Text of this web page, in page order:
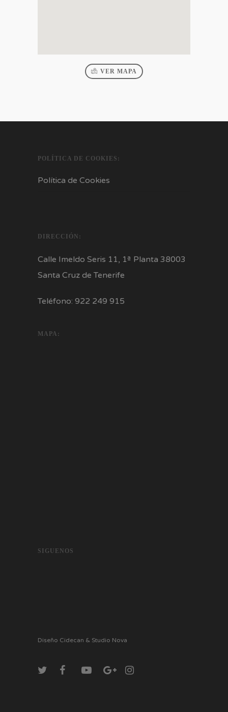
VER MAPA
POLÍTICA DE COOKIES:
Política de Cookies
DIRECCIÓN:
Calle Imeldo Seris 11, 1ª Planta 38003
Santa Cruz de Tenerife
Teléfono: 922 249 915
MAPA:
SIGUENOS
Diseño Cidecan & Studio Nova